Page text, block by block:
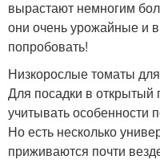
вырастают немногим
они очень урожайные и
попробовать!
Низкорослые томаты для
Для посадки в открытый
учитывать особенности
Но есть несколько
приживаются почти